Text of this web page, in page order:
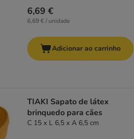
6,69 €
6,69 € / unidade
Adicionar ao carrinho
TIAKI Sapato de látex
brinquedo para cães
C 15 x L 6,5 x A 6,5 cm